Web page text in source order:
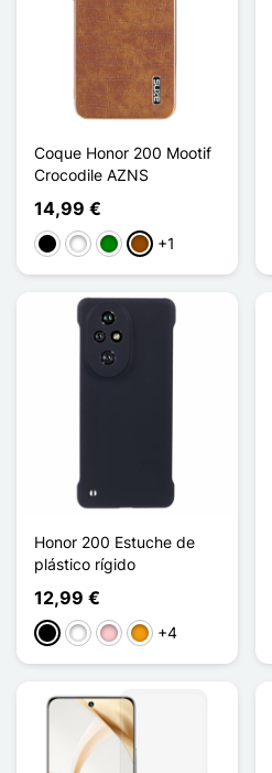
Coque Honor 200 Mootif
Crocodile AZNS
14,99 €
NegroBlancoVerdeMarrón
+1
Honor 200 Estuche de
plástico rígido
12,99 €
NegroBlancoRosaNaranja
+4